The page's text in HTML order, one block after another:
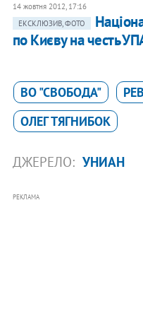
14 жовтня 2012, 17:16
ЕКСКЛЮЗИВ, ФОТО
по Києву на честь
ВО "СВОБОДА"
ОЛЕГ ТЯГНИБОК
ДЖЕРЕЛО: УНИАН
РЕКЛАМА